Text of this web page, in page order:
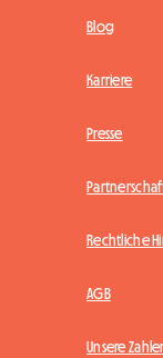
Blog
Karriere
Presse
Rechtliche
AGB
Unsere